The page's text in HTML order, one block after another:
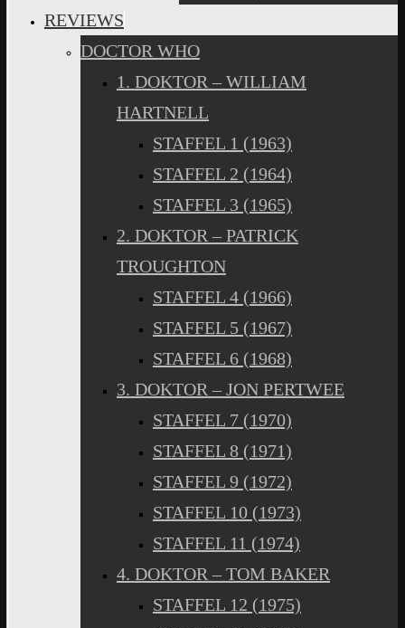
REVIEWS
DOCTOR WHO
1. DOKTOR – WILLIAM
HARTNELL
STAFFEL 1 (1963)
STAFFEL 2 (1964)
STAFFEL 3 (1965)
2. DOKTOR – PATRICK
TROUGHTON
STAFFEL 4 (1966)
STAFFEL 5 (1967)
STAFFEL 6 (1968)
3. DOKTOR – JON PERTWEE
STAFFEL 7 (1970)
STAFFEL 8 (1971)
STAFFEL 9 (1972)
STAFFEL 10 (1973)
STAFFEL 11 (1974)
4. DOKTOR – TOM BAKER
STAFFEL 12 (1975)